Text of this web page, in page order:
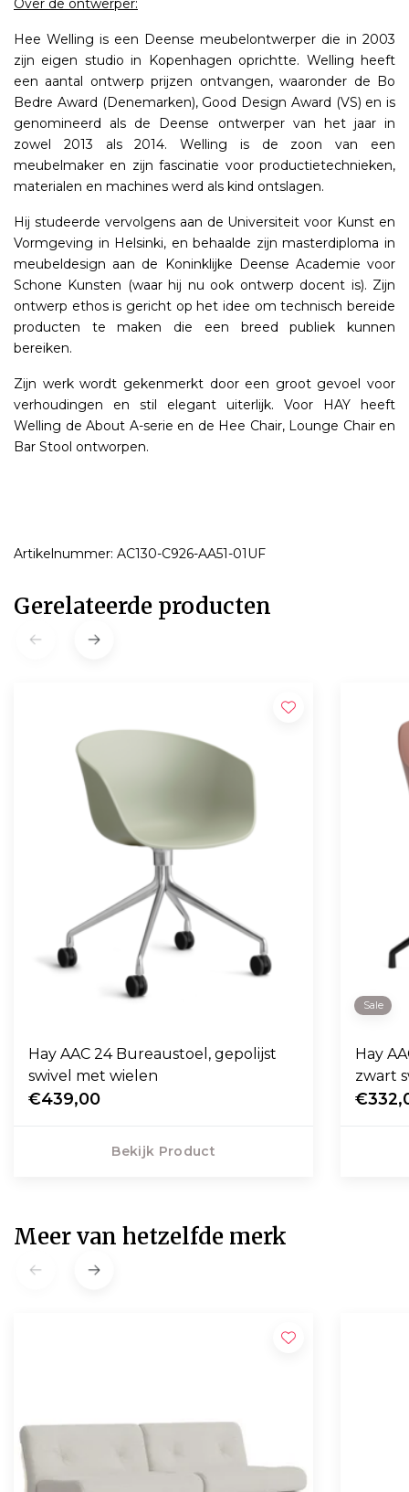
Over de ontwerper:
Hee Welling is een Deense meubelontwerper die in 2003
zijn eigen studio in Kopenhagen oprichtte. Welling heeft
een aantal ontwerp prijzen ontvangen, waaronder de Bo
Bedre Award (Denemarken), Good Design Award (VS) en is
genomineerd als de Deense ontwerper van het jaar in
zowel 2013 als 2014. Welling is de zoon van een
meubelmaker en zijn fascinatie voor productietechnieken,
materialen en machines werd als kind ontslagen.
Hij studeerde vervolgens aan de Universiteit voor Kunst en
Vormgeving in Helsinki, en behaalde zijn masterdiploma in
meubeldesign aan de Koninklijke Deense Academie voor
Schone Kunsten (waar hij nu ook ontwerp docent is). Zijn
ontwerp ethos is gericht op het idee om technisch bereide
producten te maken die een breed publiek kunnen
bereiken.
Zijn werk wordt gekenmerkt door een groot gevoel voor
verhoudingen en stil elegant uiterlijk. Voor HAY heeft
Welling de About A-serie en de Hee Chair, Lounge Chair en
Bar Stool ontworpen.
Artikelnummer: AC130-C926-AA51-01UF
Gerelateerde producten
Hay AAC 24 Bureaustoel, gepolijst
swivel met wielen
€439,00
Bekijk Product
Sale
Hay
zwart
Meer van hetzelfde merk